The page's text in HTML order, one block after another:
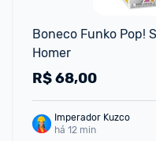
Boneco Funko Pop!
Homer
R$68,00
Imperador Kuzco
há 12 min